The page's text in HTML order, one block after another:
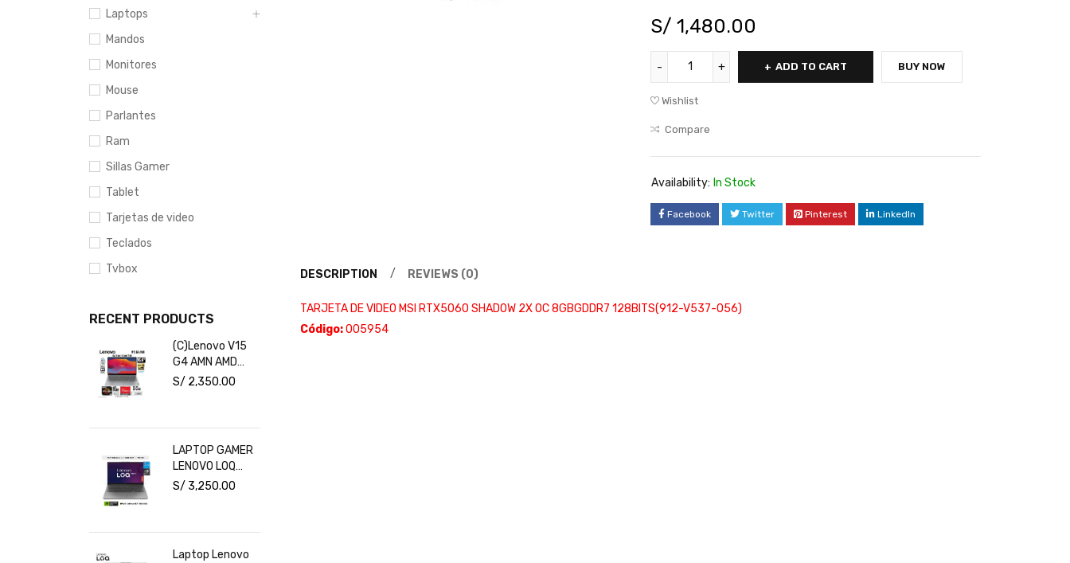
Laptops
Mandos
Monitores
Mouse
Parlantes
Ram
Sillas Gamer
Tablet
Tarjetas de video
Teclados
Tvbox
RECENT PRODUCTS
(C)Lenovo V15
G4 AMN AMD
Ryzen 5-7520U
FHD Free Dos
S/ 2,350.00
LAPTOP GAMER
LENOVO LOQ
INTEL CORE I5
6GB 15.6" FHD
S/ 3,250.00
Laptop Lenovo
S/ 1,480.00
ADD TO CART BUY NOW
Wishlist
Compare
Availability: In Stock
Facebook Twitter Pinterest LinkedIn
DESCRIPTION REVIEWS (0)
TARJETA DE VIDEO MSI RTX5060 SHADOW 2X OC 8GBGDDR7 128BITS(912-V537-056)
Código:005954